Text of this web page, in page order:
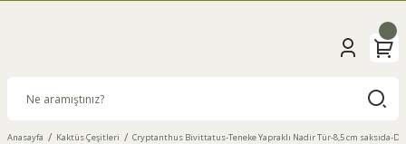
Anasayfa Kaktüs Çeşitleri Cryptanthus Bivittatus-Teneke Yapraklı Nadir Tür-8,5 cm saksıda-